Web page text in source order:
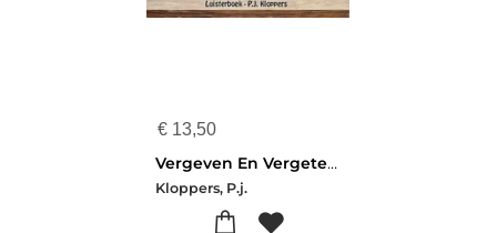
€ 13,50
Vergeven En Vergeten Luisterboek
Kloppers, P.j.